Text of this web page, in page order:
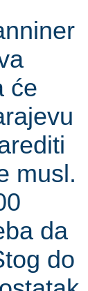
će
musl.
da
do